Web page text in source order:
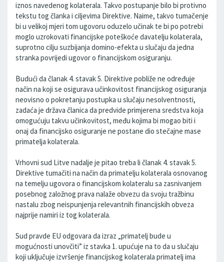
iznos navedenog kolaterala. Takvo postupanje bilo bi protivno
tekstu tog članka i ciljevima Direktive. Naime, takvo tumačenje
bi u velikoj mjeri tom ugovoru oduzelo učinak te bi po potrebi
moglo uzrokovati financijske poteškoće davatelju kolaterala,
suprotno cilju suzbijanja domino-efekta u slučaju da jedna
stranka povrijedi ugovor o financijskom osiguranju.
Budući da članak 4. stavak 5. Direktive pobliže ne određuje
način na koji se osigurava učinkovitost financijskog osiguranja
neovisno o pokretanju postupka u slučaju nesolventnosti,
zadaća je država članica da predvide primjerena sredstva koja
omogućuju takvu učinkovitost, među kojima bi mogao biti i
onaj da financijsko osiguranje ne postane dio stečajne mase
primatelja kolaterala.
Vrhovni sud Litve nadalje je pitao treba li članak 4. stavak 5.
Direktive tumačiti na način da primatelju kolaterala osnovanog
na temelju ugovora o financijskom kolateralu sa zasnivanjem
posebnog založnog prava nalaže obvezu da svoju tražbinu
nastalu zbog neispunjenja relevantnih financijskih obveza
najprije namiri iz tog kolaterala.
Sud pravde EU odgovara da izraz „primatelj bude u
mogućnosti unovčiti” iz stavka 1. upućuje na to da u slučaju
koji uključuje izvršenje financijskog kolaterala primatelj ima